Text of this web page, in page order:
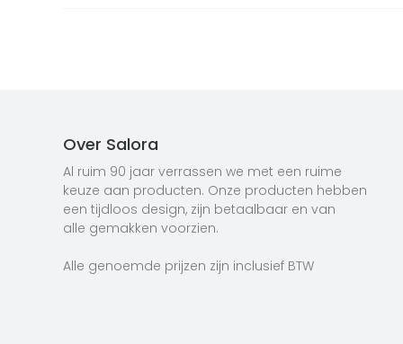
Over Salora
Al ruim 90 jaar verrassen we met een ruime
keuze aan producten. Onze producten hebben
een tijdloos design, zijn betaalbaar en van
alle gemakken voorzien.
Alle genoemde prijzen zijn inclusief BTW